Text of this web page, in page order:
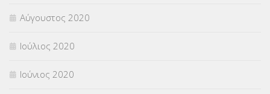
Αύγουστος 2020
Ιούλιος 2020
Ιούνιος 2020